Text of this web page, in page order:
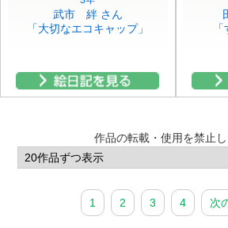
武市 絆 さん
「大切なエコキャップ」
作品の転載・使用を禁止し
1 2 3 4 次